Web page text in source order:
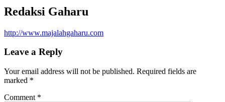
Redaksi Gaharu
http://www.majalahgaharu.com
Leave a Reply
Your email address will not be published. Required fields are
marked *
Comment *